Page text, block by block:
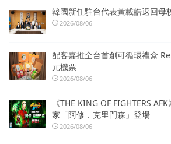
韓國新任駐台代表黃載皓返回母
2026/08/06
配客嘉推全台首創可循環禮盒
元機票
2026/08/06
《THE KING OF FIGHTERS
家「阿修．克里門森」登場
2026/08/06